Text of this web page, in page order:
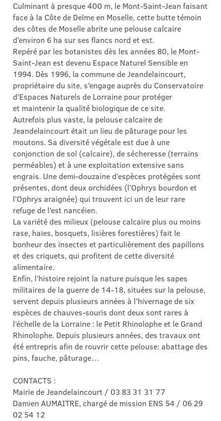
Culminant à presque 400 m, le Mont-Saint-Jean faisant
face à la Côte de Delme en Moselle, cette butte témoin
des côtes de Moselle abrite une pelouse calcaire
d’environ 6 ha sur ses flancs nord et est.
Repéré par les botanistes dès les années 80, le Mont-
Saint-Jean est devenu Espace Naturel Sensible en
1994. Dès 1996, la commune de Jeandelaincourt,
propriétaire du site, s’engage auprès du Conservatoire
d’Espaces Naturels de Lorraine pour protéger
et maintenir la qualité biologique de ce site.
Autrefois plus vaste, la pelouse calcaire de
Jeandelaincourt était un lieu de pâturage pour les
moutons. Sa diversité végétale est due à une
conjonction de sol (calcaire), de sécheresse (terrains
perméables) et à une exploitation extensive sans
engrais. Une demi-douzaine d’espèces protégées sont
présentes, dont deux orchidées (l’Ophrys bourdon et
l’Ophrys araignée) qui trouvent ici un de leur rare
refuge de l’est nancéien.
La variété des milieux (pelouse calcaire plus ou moins
rase, haies, bosquets, lisières forestières) fait le
bonheur des insectes et particulièrement des papillons
et des criquets, qui profitent de cette diversité
alimentaire.
Enfin, l’histoire rejoint la nature puisque les sapes
militaires de la guerre de 14-18, situées sur la pelouse,
servent depuis plusieurs années à l’hivernage de six
espèces de chauves-souris dont deux sont rares à
l’échelle de la Lorraine : le Petit Rhinolophe et le Grand
Rhinolophe. Depuis plusieurs années, des travaux ont
été entrepris afin de rouvrir cette pelouse: abattage des
pins, fauche, pâturage…
CONTACTS :
Mairie de Jeandelaincourt / 03 83 31 31 77
Damien AUMAITRE, chargé de mission ENS 54 / 06 29
02 54 12